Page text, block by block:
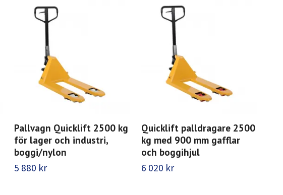
Pallvagn Quicklift 2500 kg
för lager och industri,
boggi/nylon
5 880 kr
Quicklift palldragare 2500
kg med 900 mm gafflar
och boggihjul
6 020 kr